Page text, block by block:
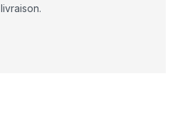
livraison.